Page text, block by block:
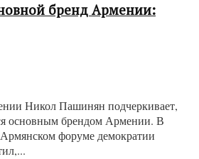
бренд Армении:
Никол Пашинян подчеркивает,
основным брендом Армении. В
форуме демократии